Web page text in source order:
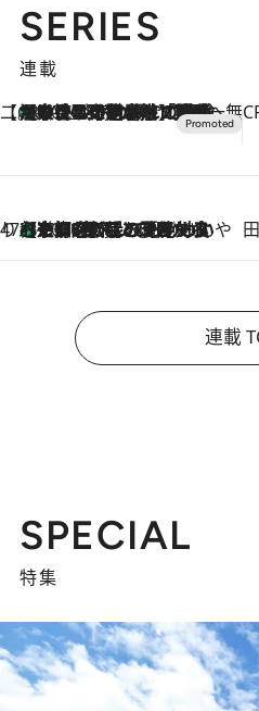
SERIES
連載
【CREA×星野リゾート】唯一無二。癒しと発見が待つ場所へ
2026.8.7
【トンボの足水浴】ヒノキの香りに包まれて涼感マックス！約13℃の湧水かけ流しを避暑地「星野温泉 トンボの湯」で体験
47都道府県の手みやげ ひんやりスイーツで夏を満喫
2026.8.7
【京都府】この夏絶対食べたい 冷やしておいしいおやつ3選 ひと口目から心を掴む新緑のテリーヌ
連載
SPECIAL
特集